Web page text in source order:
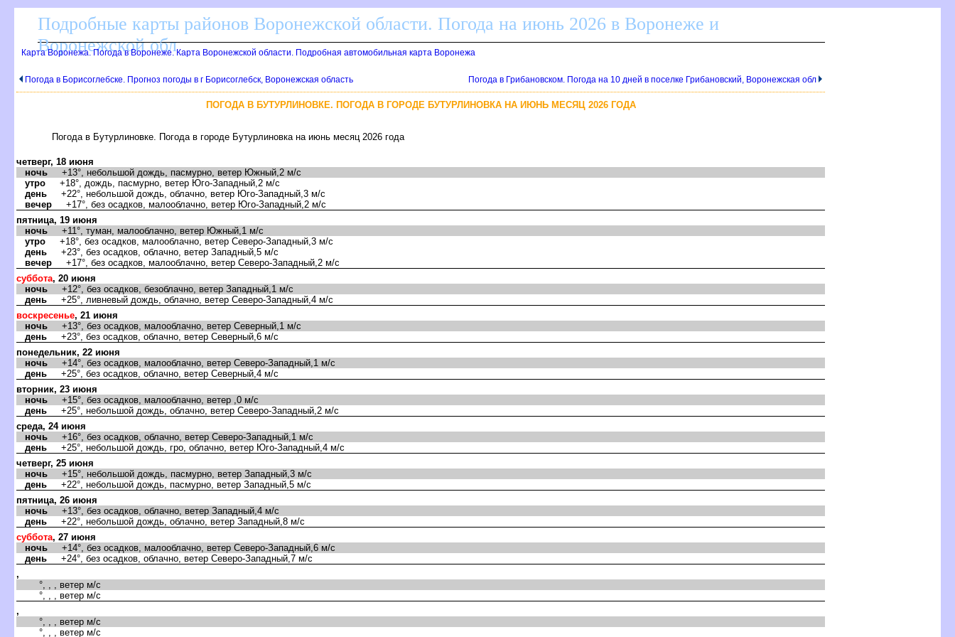
Подробные карты районов Воронежской области. Погода на июнь 2026 в Воронеже и
оронежской обл
Карта Воронежа. Погода в Воронеже. Карта Воронежской области. Подробная автомобильная карта Воронежа
Погода в Борисоглебске. Прогноз погоды в г Борисоглебск, Воронежская область Погода в Грибановском. Погода на 10 дней в поселке Грибановский, Воронежская обл
ПОГОДА В БУТУРЛИНОВКЕ. ПОГОДА В ГОРОДЕ БУТУРЛИНОВКА НА ИЮНЬ МЕСЯЦ 2026 ГОДА
Погода в Бутурлиновке. Погода в городе Бутурлиновка на июнь месяц 2026 года
четверг, 18 июня
ночь +13°, небольшой дождь, пасмурно, ветер Южный,2 м/с
утро +18°, дождь, пасмурно, ветер Юго-Западный,2 м/с
день +22°, небольшой дождь, облачно, ветер Юго-Западный,3 м/с
ечер +17°, без осадков, малооблачно, ветер Юго-Западный,2 м/с
пятница, 19 июня
ночь +11°, туман, малооблачно, ветер Южный,1 м/с
утро +18°, без осадков, малооблачно, ветер Северо-Западный,3 м/с
день +23°, без осадков, облачно, ветер Западный,5 м/с
ечер +17°, без осадков, малооблачно, ветер Северо-Западный,2 м/с
суббота, 20 июня
ночь +12°, без осадков, безоблачно, ветер Западный,1 м/с
день +25°, ливневый дождь, облачно, ветер Северо-Западный,4 м/с
оскресенье, 21 июня
ночь +13°, без осадков, малооблачно, ветер Северный,1 м/с
день +23°, без осадков, облачно, ветер Северный,6 м/с
понедельник, 22 июня
ночь +14°, без осадков, малооблачно, ветер Северо-Западный,1 м/с
день +25°, без осадков, облачно, ветер Северный,4 м/с
торник, 23 июня
ночь +15°, без осадков, малооблачно, ветер ,0 м/с
день +25°, небольшой дождь, облачно, ветер Северо-Западный,2 м/с
среда, 24 июня
ночь +16°, без осадков, облачно, ветер Северо-Западный,1 м/с
день +25°, небольшой дождь, гро, облачно, ветер Юго-Западный,4 м/с
четверг, 25 июня
ночь +15°, небольшой дождь, пасмурно, ветер Западный,3 м/с
день +22°, небольшой дождь, пасмурно, ветер Западный,5 м/с
пятница, 26 июня
ночь +13°, без осадков, облачно, ветер Западный,4 м/с
день +22°, небольшой дождь, облачно, ветер Западный,8 м/с
суббота, 27 июня
ночь +14°, без осадков, малооблачно, ветер Северо-Западный,6 м/с
день +24°, без осадков, облачно, ветер Северо-Западный,7 м/с
,
°, , , ветер м/с
°, , , ветер м/с
,
°, , , ветер м/с
°, , , ветер м/с